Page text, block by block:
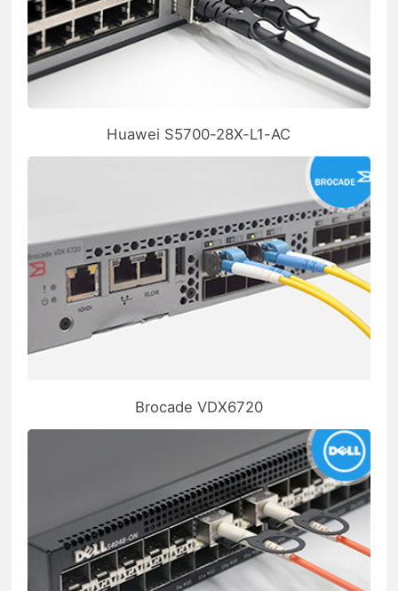
Huawei S5700-28X-L1-AC
Brocade VDX6720